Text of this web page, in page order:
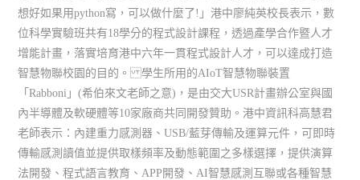
想好如果用python寫，可以做什麼了!」港中廖純英校長表示，數
位科學實驗班共有18學分的程式設計課程，透過產學合作暨人才
增能計畫，落實培育港中六年一貫程式設計人才，可以達成打造
智慧物聯校園的目的。 學生所用的AIoT智慧物聯裝置
「Rabboni」(希伯來文老師之意)，是由交大USR計畫辦公室與國
內半導體及軟硬體等10家廠商共同開發贊助。港中資訊科高慧君
老師表示：內建重力感測器、USB/藍芽傳輸及運算元件，可即時
傳輸感測讀值並提供取樣頻率及動態範圍之多樣選擇，提供演算
法開發、程式語言教育、APP開發、AI智慧感測互聯或各種智慧